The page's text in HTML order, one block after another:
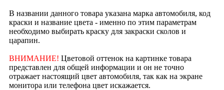
В названии данного товара указана марка автомобиля, код
краски и название цвета - именно по этим параметрам
необходимо выбирать краску для закраски сколов и
царапин.
ВНИМАНИЕ! Цветовой оттенок на картинке товара
представлен для общей информации и он не точно
отражает настоящий цвет автомобиля, так как на экране
монитора или телефона цвет искажается.